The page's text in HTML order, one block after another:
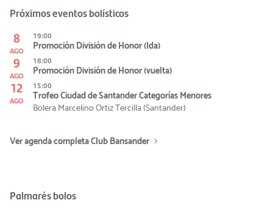
Próximos eventos bolísticos
8
AGO
19:00
Promoción División de Honor (Ida)
9
AGO
18:00
Promoción División de Honor (vuelta)
12
AGO
15:00
Trofeo Ciudad de Santander Categorías Menores
Bolera Marcelino Ortiz Tercilla (Santander)
Ver agenda completa Club Bansander
Palmarés bolos